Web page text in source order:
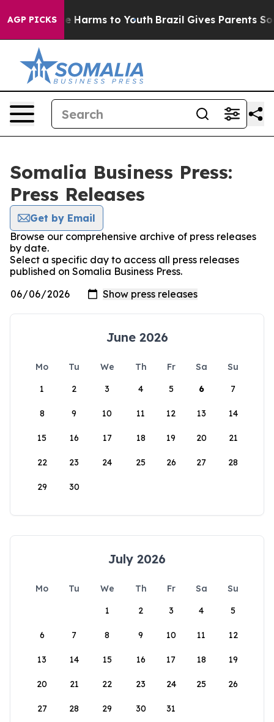
AGP PICKS
to Abate Harms to Youth Brazil Gives Parents Social
Somalia Business Press:
Press Releases
Get by Email
Browse our comprehensive archive of press releases
by date.
Select a specific day to access all press releases
published on Somalia Business Press.
June 2026
Mo Tu We Th Fr Sa
Su
1
2 3 4 5 6 7
8 9 10 11 12 13 14
15 16 17 18 19 20 21
22 23 24 25 26 27 28
29 30
July 2026
Mo Tu We Th Fr Sa
Su
1
2 3 4 5
6 7 8 9 10 11 12
13 14 15 16 17 18 19
20 21 22 23 24 25 26
27 28 29 30 31